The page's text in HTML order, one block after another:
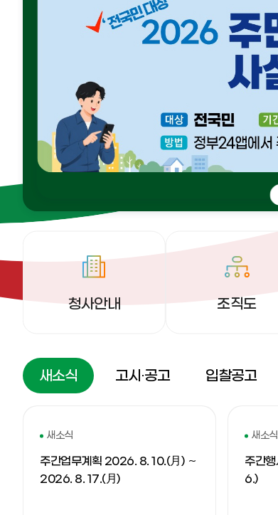
청사안내 조직도
새소식 고시·공고 입찰공고
새소식
주간업무계획 2026. 8. 10.(月) ～
2026. 8. 17.(月)
새소식
주간
6.)